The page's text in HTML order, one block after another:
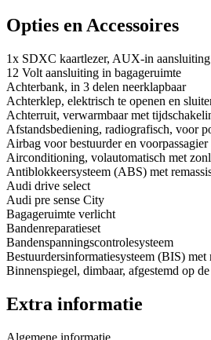
Opties en Accessoires
1x SDXC kaartlezer, AUX-in
12 Volt aansluiting in bagageruimte
Achterbank, in 3 delen neerklapbaar
Achterklep, elektrisch te openen en
Achterruit, verwarmbaar met
Afstandsbediening, radiografisch, voor
Airbag voor bestuurder en voorpassagier
Airconditioning, volautomatisch met
Antiblokkeersysteem (ABS) met
Audi drive select
Audi pre sense City
Bagageruimte verlicht
Bandenreparatieset
Bandenspanningscontrolesysteem
Bestuurdersinformatiesysteem (BIS)
Binnenspiegel, dimbaar, afgestemd op
Extra informatie
Algemene informatie